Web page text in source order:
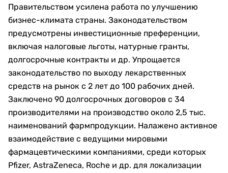
Правительством усилена работа по улучшению
бизнес-климата страны. Законодательством
предусмотрены инвестиционные преференции,
включая налоговые льготы, натурные гранты,
долгосрочные контракты и др. Упрощается
законодательство по выходу лекарственных
средств на рынок с 2 лет до 100 рабочих дней.
Заключено 90 долгосрочных договоров с 34
производителями на производство около 2,5 тыс.
наименований фармпродукции. Налажено активное
взаимодействие с ведущими мировыми
фармацевтическими компаниями, среди которых
Pfizer, AstraZeneca, Roche и др. для локализации